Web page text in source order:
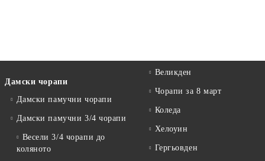
Дамски чорапи
Дамски памучни чорапи
Дамски памучни 3/4 чорапи
Весели 3/4 чорапи до
коляното
Великден
Чорапи за 8 март
Коледа
Хелоуин
Гергьовден